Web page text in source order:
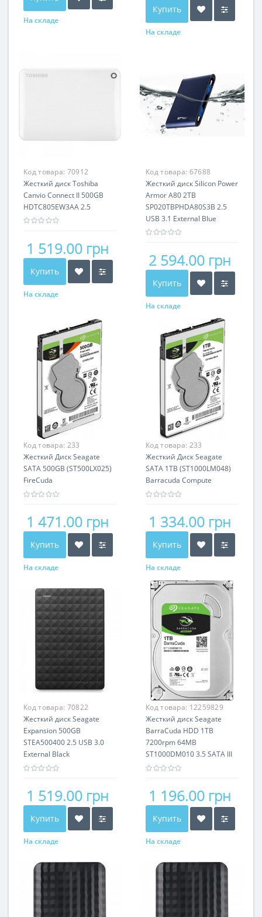
На складе
Купить
На складе
Код товара: 70912
Жесткий диск Toshiba
Canvio Connect II 500GB
HDTC805EW3AA 2.5
1 519.00 грн
Купить
На складе
Код товара: 67688
Жесткий диск Silicon Power
Armor A80 2TB
SP020TBPHDA80S3B 2.5
USB 3.1 External Blue
2 594.00 грн
Купить
На складе
Код товара: 233
Жесткий Диск Seagate
SATA 500GB (ST500LX025)
FireCuda
1 471.00 грн
Купить
На складе
Код товара: 233
Жесткий Диск Seagate
SATA 1TB (ST1000LM048)
Barracuda Compute
1 334.00 грн
Купить
На складе
Код товара: 70822
Жесткий диск Seagate
Expansion 500GB
STEA500400 2.5 USB 3.0
External Black
1 519.00 грн
Купить
На складе
Код товара: 12259829
Жесткий диск Seagate
BarraCuda HDD 1TB
7200rpm 64MB
ST1000DM010 3.5 SATA III
1 196.00 грн
Купить
На складе